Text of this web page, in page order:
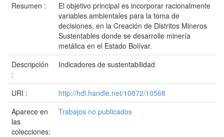
Resumen :
El objetivo principal es incorporar racionalmente
variables ambientales para la toma de
decisiones, en la Creación de Distritos Mineros
Sustentables donde se desarrolle minería
metálica en el Estado Bolívar.
Descripción
:
Indicadores de sustentabilidad
URI :
http://hdl.handle.net/10872/10568
Aparece en
las
colecciones:
Trabajos no publicados